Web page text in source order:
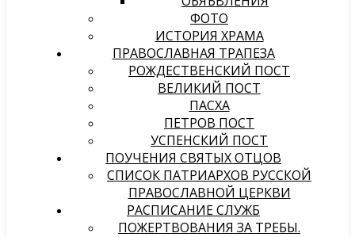
ФОТО
ИСТОРИЯ ХРАМА
ПРАВОСЛАВНАЯ ТРАПЕЗА
РОЖДЕСТВЕНСКИЙ ПОСТ
ВЕЛИКИЙ ПОСТ
ПАСХА
ПЕТРОВ ПОСТ
УСПЕНСКИЙ ПОСТ
ПОУЧЕНИЯ СВЯТЫХ ОТЦОВ
СПИСОК ПАТРИАРХОВ РУССКОЙ
ПРАВОСЛАВНОЙ ЦЕРКВИ
РАСПИСАНИЕ СЛУЖБ
ПОЖЕРТВОВАНИЯ ЗА ТРЕБЫ.